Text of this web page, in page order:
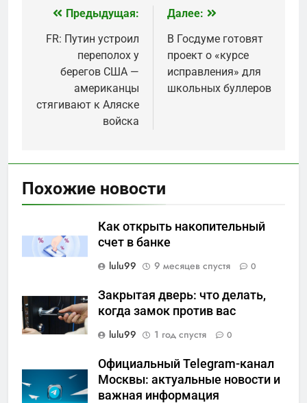
Навигация
по
записям
Предыдущая:
FR: Путин устроил
переполох у
берегов США —
американцы
стягивают к Аляске
войска
Далее:
В Госдуме готовят
проект о «курсе
исправления» для
школьных буллеров
Похожие новости
Как открыть накопительный
счет в банке
lulu99
9 месяцев спустя 0
Закрытая дверь: что делать,
когда замок против вас
lulu99
1 год спустя 0
Официальный Telegram-канал
Москвы: актуальные новости и
важная информация